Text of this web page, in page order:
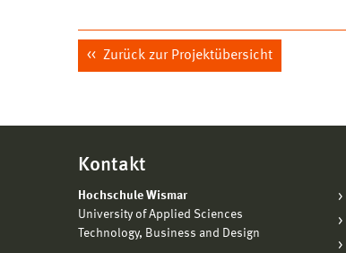
Zurück zur Projektübersicht
Kontakt
Hochschule Wismar
University of Applied Sciences
Technology, Business and Design